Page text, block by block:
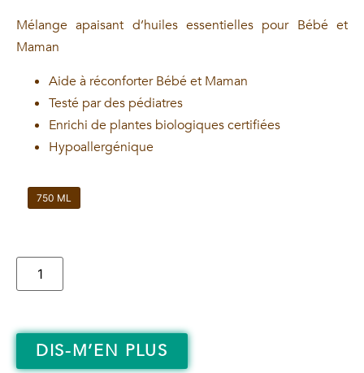
Mélange apaisant d’huiles essentielles pour Bébé et
Maman
Aide à réconforter Bébé et Maman
Testé par des pédiatres
Enrichi de plantes biologiques certifiées
Hypoallergénique
750 ML
DIS-M’EN PLUS